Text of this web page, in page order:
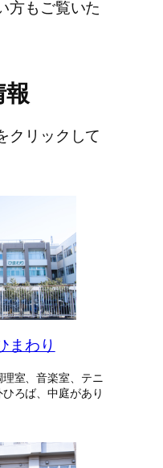
方もご覧いた
報
クリックして
まわり
室、音楽室、テニ
ろば、中庭があり